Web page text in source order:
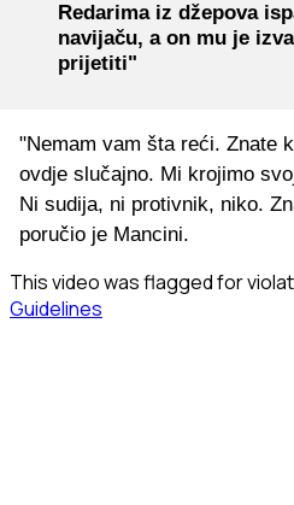
Redarima iz džepova
navijaču, a on mu je
prijetiti"
"Nemam vam šta reći. Znate
ovdje slučajno. Mi krojimo
Ni sudija, ni protivnik, niko.
poručio je Mancini.